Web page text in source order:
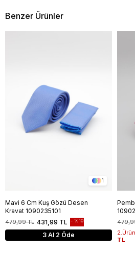
Benzer Ürünler
1
Mavi 6 Cm Kuş Gözü Desen
Kravat 1090235101
431,99 TL
479,99 TL %10
3 Al 2 Öde
TL